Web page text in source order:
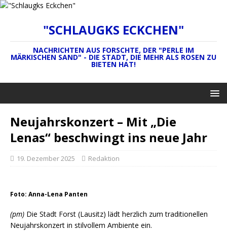
"SCHLAUGKS ECKCHEN"
NACHRICHTEN AUS FORSCHTE, DER "PERLE IM
MÄRKISCHEN SAND" - DIE STADT, DIE MEHR ALS ROSEN ZU
BIETEN HAT!
Neujahrskonzert – Mit „Die
Lenas“ beschwingt ins neue Jahr
19. Dezember 2025 Redaktion
Foto: Anna-Lena Panten
(pm) Die Stadt Forst (Lausitz) lädt herzlich zum traditionellen
Neujahrskonzert in stilvollem Ambiente ein.